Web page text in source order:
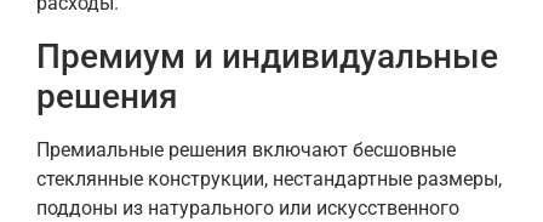
Премиум и индивидуальные
решения
Премиальные решения включают бесшовные
стеклянные конструкции, нестандартные размеры,
поддоны из натурального или искусственного